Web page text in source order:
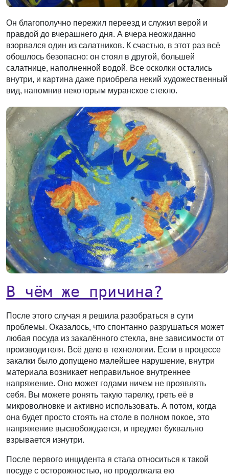
Он благополучно пережил переезд и служил верой и
правдой до вчерашнего дня. А вчера неожиданно
взорвался один из салатников. К счастью, в этот раз всё
обошлось безопасно: он стоял в другой, большей
салатнице, наполненной водой. Все осколки остались
внутри, и картина даже приобрела некий художественный
вид, напомнив некоторым муранское стекло.
В чём же причина?
После этого случая я решила разобраться в сути
проблемы. Оказалось, что спонтанно разрушаться может
любая посуда из закалённого стекла, вне зависимости от
производителя. Всё дело в технологии. Если в процессе
закалки было допущено малейшее нарушение, внутри
материала возникает неправильное внутреннее
напряжение. Оно может годами ничем не проявлять
себя. Вы можете ронять такую тарелку, греть её в
микроволновке и активно использовать. А потом, когда
она будет просто стоять на столе в полном покое, это
напряжение высвобождается, и предмет буквально
взрывается изнутри.
После первого инцидента я стала относиться к такой
посуде с осторожностью, но продолжала ею